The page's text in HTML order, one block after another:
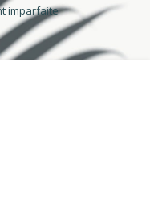
imparfaite